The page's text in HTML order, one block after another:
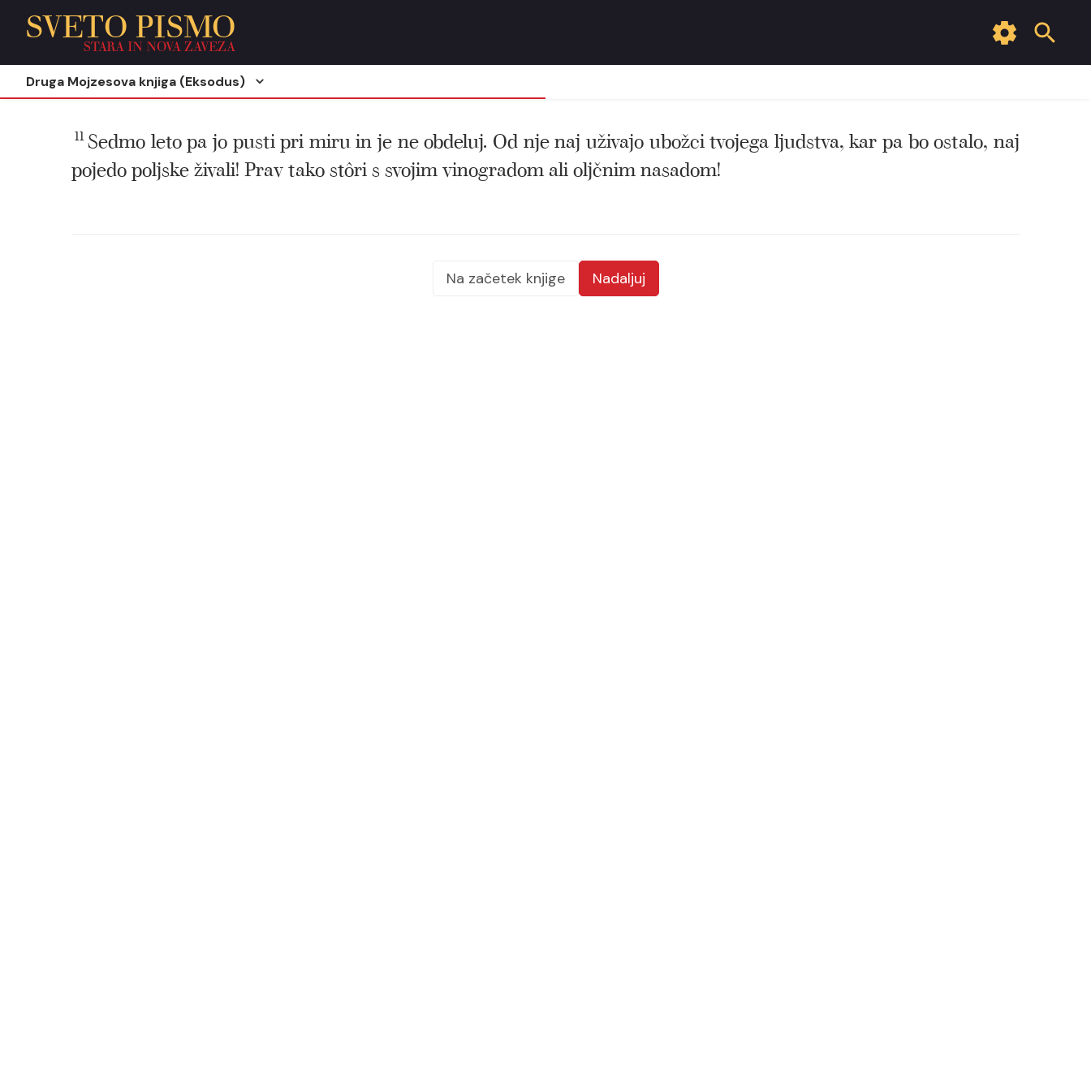
SVETO PISMO
STARA IN NOVA ZAVEZA
Druga Mojzesova knjiga (Eksodus)
11 Sedmo leto pa jo pusti pri miru in je ne obdeluj. Od nje naj uživajo ubožci tvojega ljudstva, kar pa bo ostalo, naj
pojedo poljske živali! Prav tako stôri s svojim vinogradom ali oljčnim nasadom!
Na začetek knjige Nadaljuj